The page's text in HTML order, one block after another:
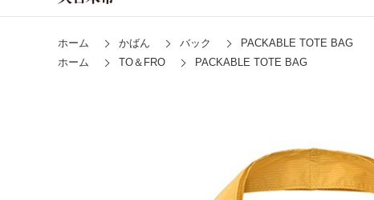
ホーム かばん バック
PACKABLE TOTE BAG
ホーム
TO＆FRO PACKABLE TOTE BAG